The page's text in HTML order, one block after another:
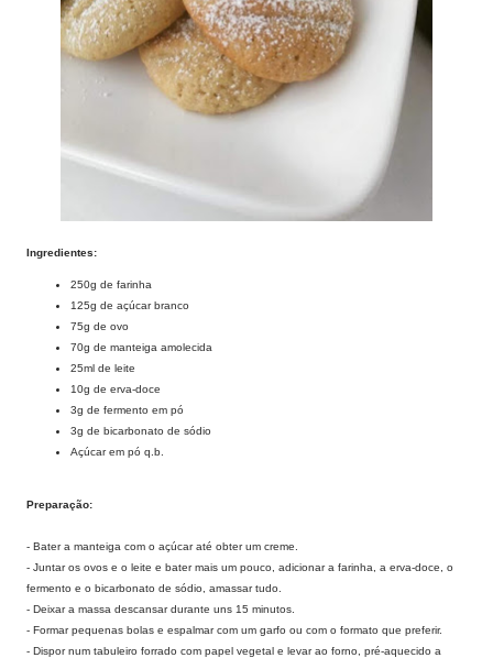
Ingredientes:
250g de farinha
125g de açúcar branco
75g de ovo
70g de manteiga amolecida
25ml de leite
10g de erva-doce
3g de fermento em pó
3g de bicarbonato de sódio
Açúcar em pó q.b.
Preparação:
- Bater a manteiga com o açúcar até obter um creme.
- Juntar os ovos e o leite e bater mais um pouco, adicionar a farinha, a erva-doce, o
fermento e o bicarbonato de sódio, amassar tudo.
- Deixar a massa descansar durante uns 15 minutos.
- Formar pequenas bolas e espalmar com um garfo ou com o formato que preferir.
- Dispor num tabuleiro forrado com papel vegetal e levar ao forno, pré-aquecido a